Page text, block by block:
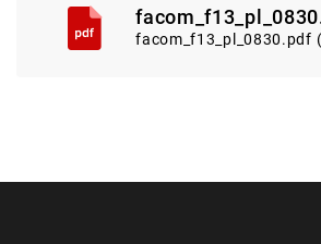
facom_f13_pl_0830.pdf